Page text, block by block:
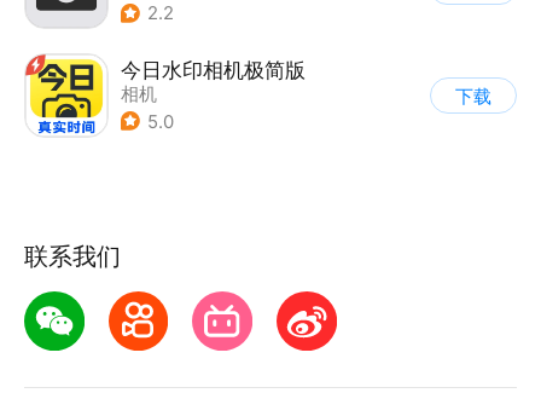
2.2
今日水印相机极简版
相机
5.0
下载
联系我们